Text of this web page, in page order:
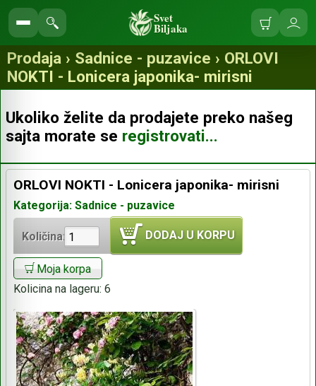
Pretraga
prodavnice
Svet
Biljaka Korpa
se
Prodaja › Sadnice - puzavice › ORLOVI
NOKTI - Lonicera japonika- mirisni
Ukoliko želite da prodajete preko našeg
sajta morate se registrovati...
ORLOVI NOKTI - Lonicera japonika- mirisni
Kategorija: Sadnice - puzavice
Količina: DODAJ U KORPU
Moja korpa
Kolicina na lageru: 6